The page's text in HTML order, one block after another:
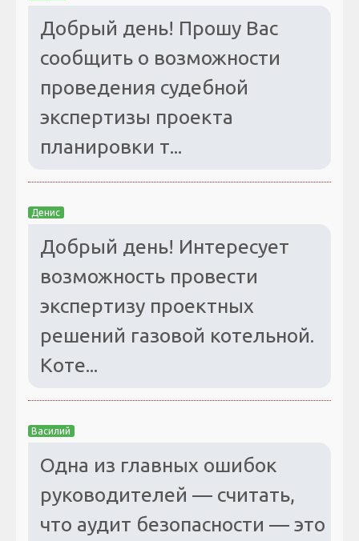
Добрый день! Прошу Вас
сообщить о возможности
проведения судебной
экспертизы проекта
планировки т...
Денис
Добрый день! Интересует
возможность провести
экспертизу проектных
решений газовой котельной.
Коте...
Василий
Одна из главных ошибок
руководителей — считать,
что аудит безопасности — это